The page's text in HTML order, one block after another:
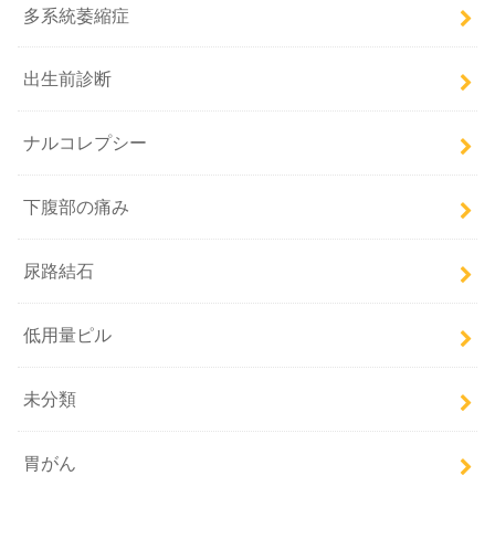
多系統萎縮症
出生前診断
ナルコレプシー
下腹部の痛み
尿路結石
低用量ピル
未分類
胃がん